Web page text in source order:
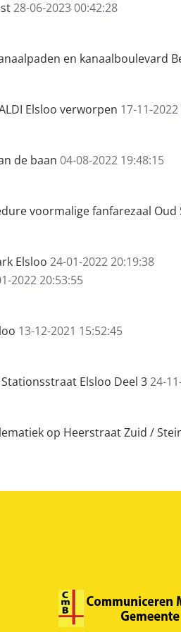
28-06-2023 00:42:28
en kanaalboulevard
Elsloo verworpen 17-11-
de baan 04-08-2022 19:48:15
voormalige fanfarezaal Oud
Elsloo 24-01-2022 20:19:38
2022 20:53:55
13-12-2021 15:52:45
Elsloo Deel 324-
op Heerstraat Zuid /